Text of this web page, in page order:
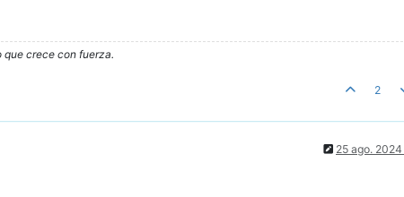
que crece con fuerza.
2
25 ago. 2024